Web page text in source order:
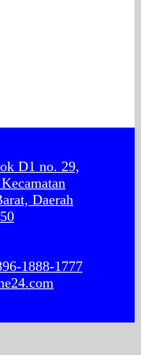
D1 no. 29,
Daerah
1888-1777